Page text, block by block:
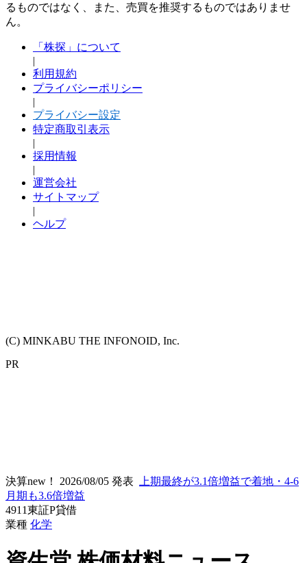
るものではなく、また、売買を推奨するものではありませ
ん。
「株探」について
|
利用規約
プライバシーポリシー
|
プライバシー設定
特定商取引表示
|
採用情報
|
運営会社
サイトマップ
|
ヘルプ
(C) MINKABU THE INFONOID, Inc.
PR
決算new！ 2026/08/05 発表
上期最終が3.1倍増益で着地・4-6
月期も3.6倍増益
4911東証P貸借
業種 化学